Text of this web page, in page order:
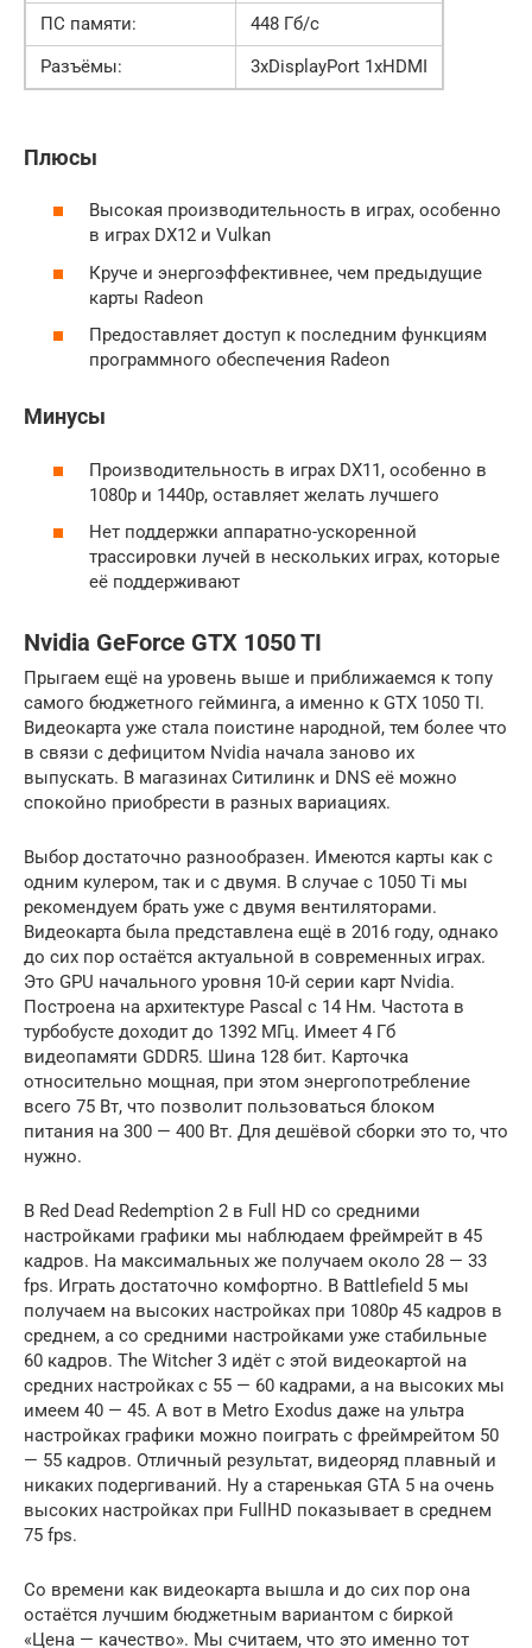
ПС памяти:
448 Гб/с
Разъёмы:
3хDisplayPort 1хHDMI
Плюсы
Высокая производительность в играх, особенно
в играх DX12 и Vulkan
Круче и энергоэффективнее, чем предыдущие
карты Radeon
Предоставляет доступ к последним функциям
программного обеспечения Radeon
Минусы
Производительность в играх DX11, особенно в
1080p и 1440p, оставляет желать лучшего
Нет поддержки аппаратно-ускоренной
трассировки лучей в нескольких играх, которые
её поддерживают
Nvidia GeForce GTX 1050 TI
Прыгаем ещё на уровень выше и приближаемся к топу
самого бюджетного гейминга, а именно к GTX 1050 TI.
Видеокарта уже стала поистине народной, тем более что
в связи с дефицитом Nvidia начала заново их
выпускать. В магазинах Ситилинк и DNS её можно
спокойно приобрести в разных вариациях.
Выбор достаточно разнообразен. Имеются карты как с
одним кулером, так и с двумя. В случае с 1050 Ti мы
рекомендуем брать уже с двумя вентиляторами.
Видеокарта была представлена ещё в 2016 году, однако
до сих пор остаётся актуальной в современных играх.
Это GPU начального уровня 10-й серии карт Nvidia.
Построена на архитектуре Pascal с 14 Нм. Частота в
турбобусте доходит до 1392 МГц. Имеет 4 Гб
видеопамяти GDDR5. Шина 128 бит. Карточка
относительно мощная, при этом энергопотребление
всего 75 Вт, что позволит пользоваться блоком
питания на 300 — 400 Вт. Для дешёвой сборки это то, что
нужно.
В Red Dead Redemption 2 в Full HD со средними
настройками графики мы наблюдаем фреймрейт в 45
кадров. На максимальных же получаем около 28 — 33
fps. Играть достаточно комфортно. В Battlefield 5 мы
получаем на высоких настройках при 1080p 45 кадров в
среднем, а со средними настройками уже стабильные
60 кадров. The Witcher 3 идёт с этой видеокартой на
средних настройках с 55 — 60 кадрами, а на высоких мы
имеем 40 — 45. А вот в Metro Exodus даже на ультра
настройках графики можно поиграть с фреймрейтом 50
— 55 кадров. Отличный результат, видеоряд плавный и
никаких подергиваний. Ну а старенькая GTA 5 на очень
высоких настройках при FullHD показывает в среднем
75 fps.
Со времени как видеокарта вышла и до сих пор она
остаётся лучшим бюджетным вариантом с биркой
«Цена — качество». Мы считаем, что это именно тот